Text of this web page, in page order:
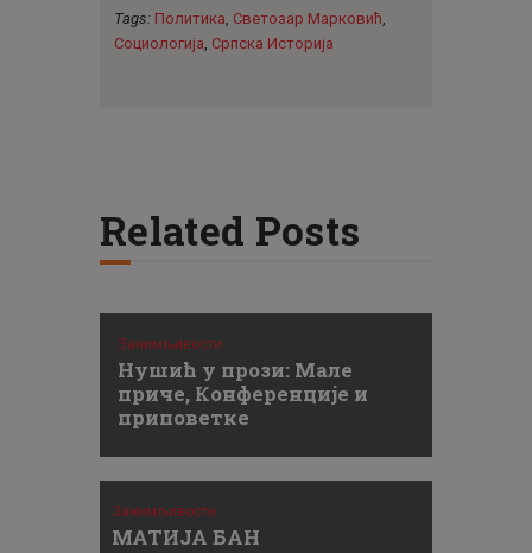
Tags: Политика Светозар Марковић
Социологија Српска Историја
Related Posts
Занимљивости
Нушић у прози: Мале
приче, Конференције и
приповетке
Занимљивости
МАТИЈА БАН